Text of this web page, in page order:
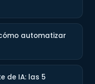
automatizar
de IA: las 5